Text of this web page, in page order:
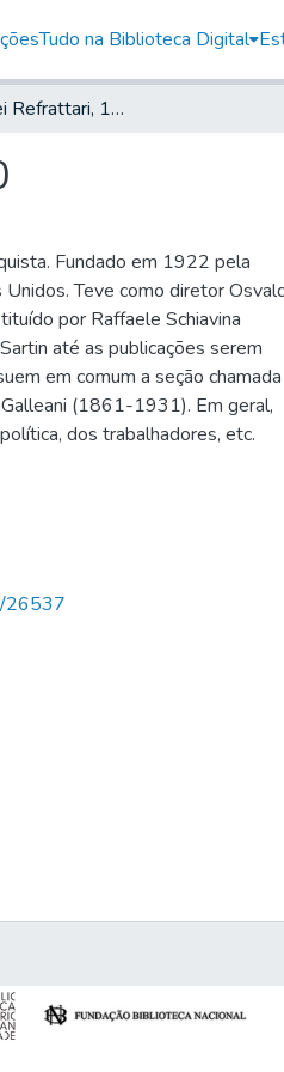
Tudo na Biblioteca Digital
L’Adunata Dei Refrattari, 1953, v XXXII, n 10
Fundado em 1922 pela
Teve como diretor
por Raffaele Schiavina
até as publicações serem
em comum a seção chamada
(1861-1931). Em geral,
dos trabalhadores, etc.
26537